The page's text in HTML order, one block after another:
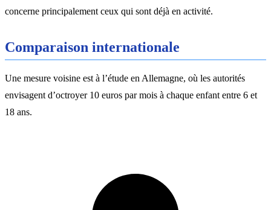
concerne principalement ceux qui sont déjà en activité.
Comparaison internationale
Une mesure voisine est à l’étude en Allemagne, où les autorités
envisagent d’octroyer 10 euros par mois à chaque enfant entre 6 et
18 ans.